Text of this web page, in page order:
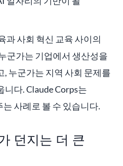
과 사회 혁신 교육 사이의
군가는 기업에서 생산성을
, 누군가는 지역 사회 문제를
니다. Claude Corps는
사례로 볼 수 있습니다.
던지는 더 큰